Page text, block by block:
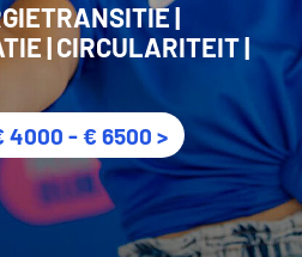
|
| CIRCULARITEIT |
4000 - € 6500 >